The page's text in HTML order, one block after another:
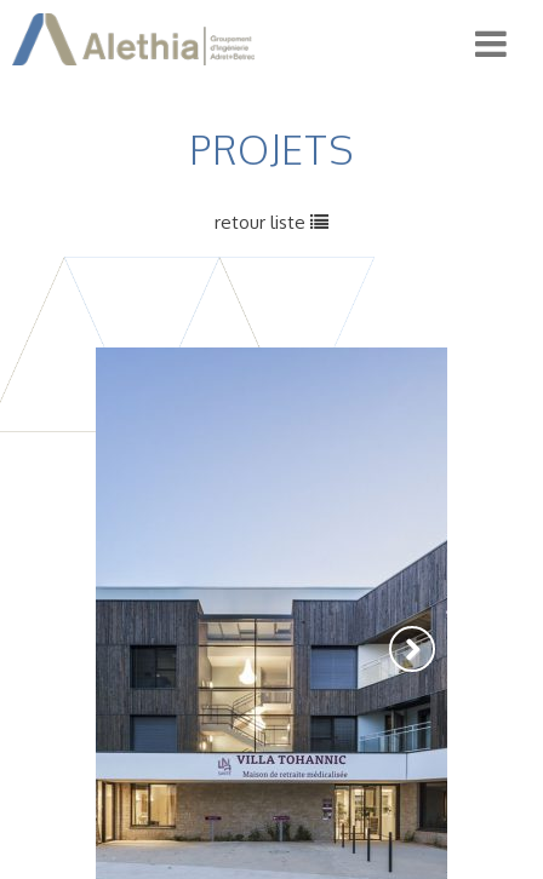
PROJETS
retour liste